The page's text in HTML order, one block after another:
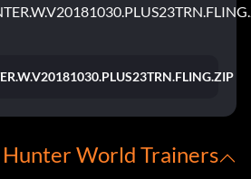
World Trainers